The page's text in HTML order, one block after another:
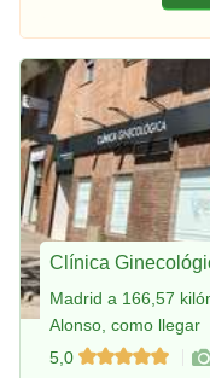
Clínica
Madrid a 166,57
Alonso, como llegar
5,0